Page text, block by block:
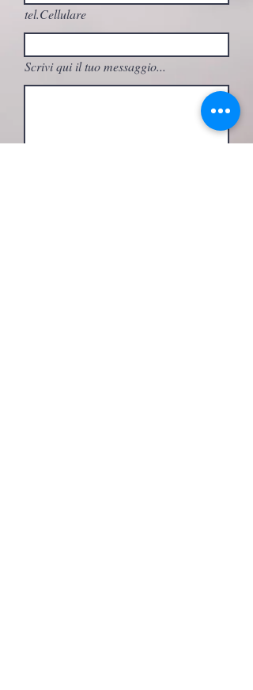
tel.Cellulare
Scrivi qui il tuo messaggio...